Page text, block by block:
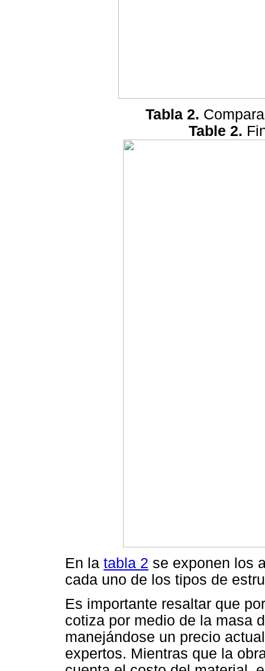
Tabla 2.
Table 2.
En la tabla 2 se exponen los
cada uno de los tipos de
Es importante resaltar que
cotiza por medio de la masa
manejándose un precio
expertos. Mientras que la